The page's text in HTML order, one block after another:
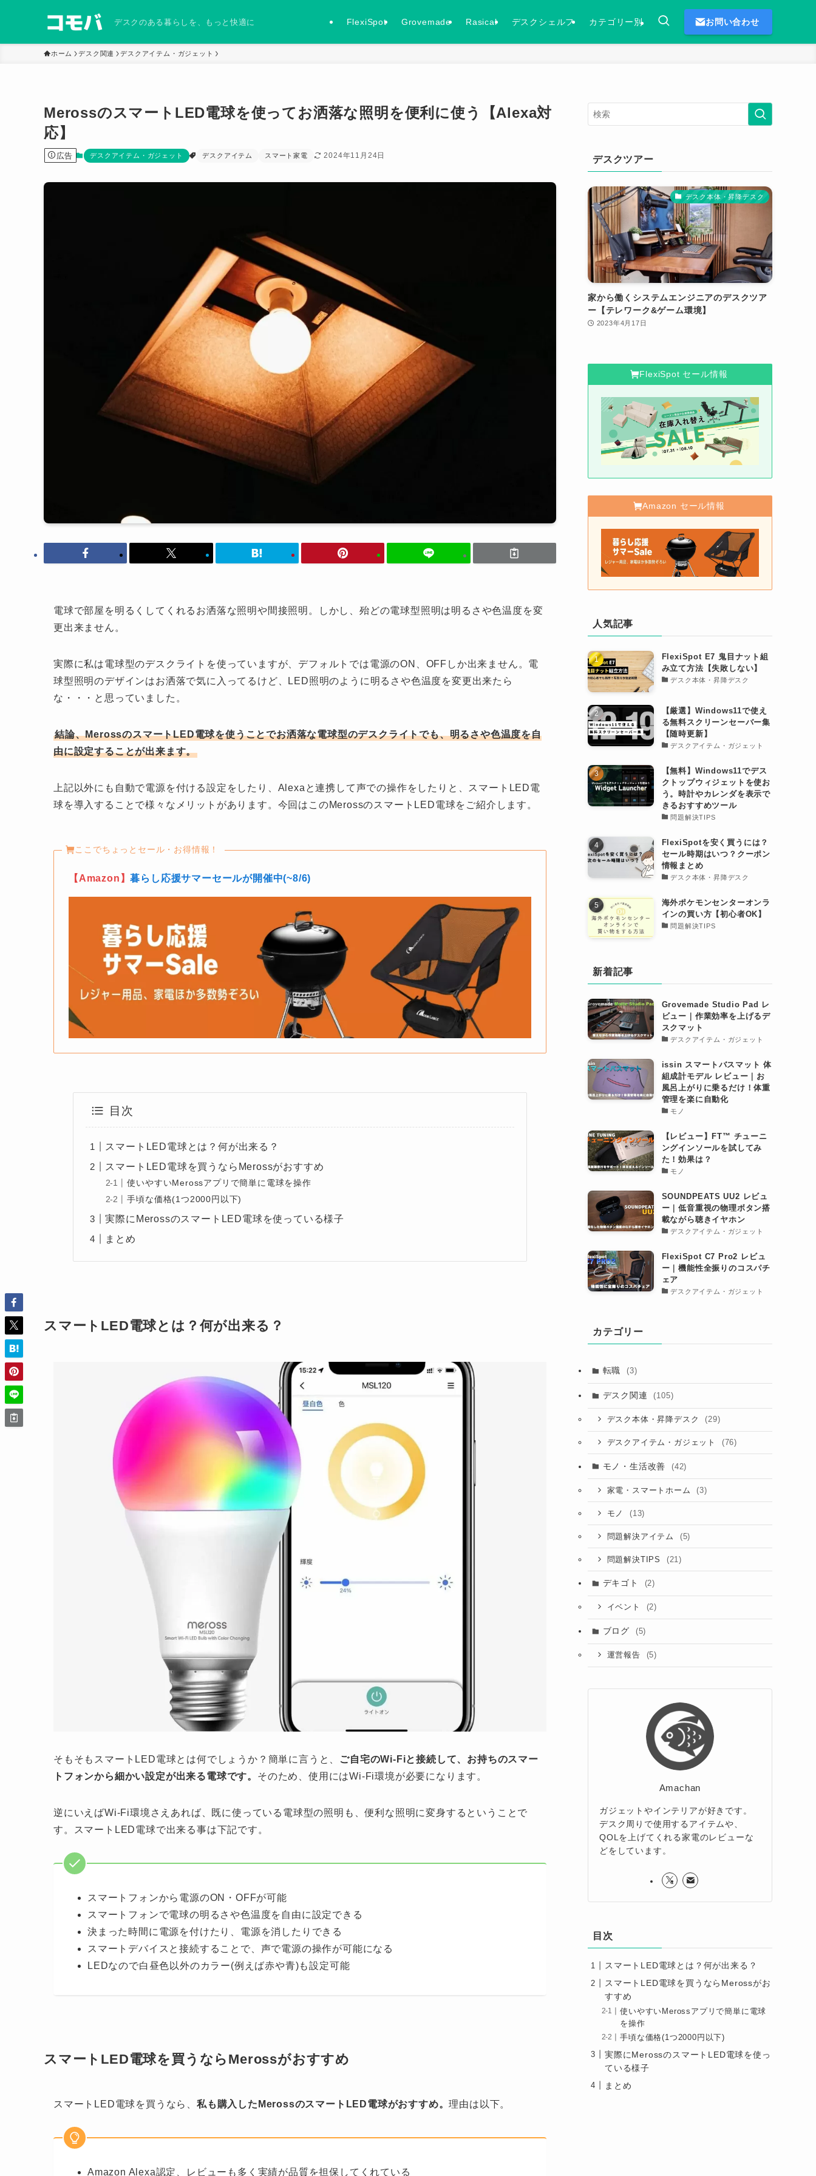
デスクのある暮らしを、もっと快適に FlexiSpot Grovemade Rasical デスクシェルフ カテゴリー別 お問い合わせ
ホーム デスク関連 デスクアイテム・ガジェット
MerossのスマートLED電球を使ってお洒落な照明を便利に使う【Alexa対
応】
広告 デスクアイテム・ガジェット デスクアイテム スマート家電 2024年11月24日
電球で部屋を明るくしてくれるお洒落な照明や間接照明。しかし、殆どの電球型照明は明るさや色温度を変
更出来ません。
実際に私は電球型のデスクライトを使っていますが、デフォルトでは電源のON、OFFしか出来ません。電
球型照明のデザインはお洒落で気に入ってるけど、LED照明のように明るさや色温度を変更出来たら
な・・・と思っていました。
結論、MerossのスマートLED電球を使うことでお洒落な電球型のデスクライトでも、明るさや色温度を自
由に設定することが出来ます。
上記以外にも自動で電源を付ける設定をしたり、Alexaと連携して声での操作をしたりと、スマートLED電
球を導入することで様々なメリットがあります。今回はこのMerossのスマートLED電球をご紹介します。
ここでちょっとセール・お得情報！
【Amazon】暮らし応援サマーセールが開催中(~8/6)
目次
スマートLED電球とは？何が出来る？
スマートLED電球を買うならMerossがおすすめ
使いやすいMerossアプリで簡単に電球を操作
手頃な価格(1つ2000円以下)
実際にMerossのスマートLED電球を使っている様子
まとめ
スマートLED電球とは？何が出来る？
そもそもスマートLED電球とは何でしょうか？簡単に言うと、
ご自宅のWi-Fiと接続して、お持ちのスマー
トフォンから細かい設定が出来る電球です。 そのため、使用にはWi-Fi環境が必要になります。
逆にいえばWi-Fi環境さえあれば、既に使っている電球型の照明も、便利な照明に変身するということで
す。スマートLED電球で出来る事は下記です。
スマートフォンから電源のON・OFFが可能
スマートフォンで電球の明るさや色温度を自由に設定できる
決まった時間に電源を付けたり、電源を消したりできる
スマートデバイスと接続することで、声で電源の操作が可能になる
LEDなので白昼色以外のカラー(例えば赤や青)も設定可能
スマートLED電球を買うならMerossがおすすめ
スマートLED電球を買うなら、 私も購入したMerossのスマートLED電球がおすすめ。理由は以下。
Amazon Alexa認定、レビューも多く実績が品質を担保してくれている
デスクツアー
デスク本体・昇降デスク
家から働くシステムエンジニアのデスクツア
ー【テレワーク&ゲーム環境】
2023年4月17日
FlexiSpot セール情報
Amazon セール情報
人気記事
FlexiSpot E7 鬼目ナット組
み立て方法【失敗しない】
デスク本体・昇降デスク
【厳選】Windows11で使え
る無料スクリーンセーバー集
【随時更新】
デスクアイテム・ガジェット
【無料】Windows11でデス
クトップウィジェットを使お
う。時計やカレンダを表示で
きるおすすめツール
問題解決TIPS
FlexiSpotを安く買うには？
セール時期はいつ？クーポン
情報まとめ
デスク本体・昇降デスク
海外ポケモンセンターオンラ
インの買い方【初心者OK】
問題解決TIPS
新着記事
Grovemade Studio Pad レ
ビュー｜作業効率を上げるデ
スクマット
デスクアイテム・ガジェット
issin スマートバスマット 体
組成計モデル レビュー｜お
風呂上がりに乗るだけ！体重
管理を楽に自動化
モノ
【レビュー】FT™︎ チューニ
ングインソールを試してみ
た！効果は？
モノ
SOUNDPEATS UU2 レビュ
ー｜低音重視の物理ボタン搭
載ながら聴きイヤホン
デスクアイテム・ガジェット
FlexiSpot C7 Pro2 レビュ
ー｜機能性全振りのコスパチ
ェア
デスクアイテム・ガジェット
カテゴリー
転職 (3)
デスク関連 (105)
デスク本体・昇降デスク (29)
デスクアイテム・ガジェット (76)
モノ・生活改善 (42)
家電・スマートホーム (3)
モノ (13)
問題解決アイテム (5)
問題解決TIPS (21)
デキゴト (2)
イベント (2)
ブログ (5)
運営報告 (5)
Amachan
ガジェットやインテリアが好きです。
デスク周りで使用するアイテムや、
QOLを上げてくれる家電のレビューな
どをしています。
目次
スマートLED電球とは？何が出来る？
スマートLED電球を買うならMerossがお
すすめ
使いやすいMerossアプリで簡単に電球
を操作
手頃な価格(1つ2000円以下)
実際にMerossのスマートLED電球を使っ
ている様子
まとめ